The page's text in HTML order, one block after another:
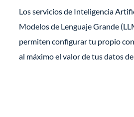
Los servicios de Inteligencia
Modelos de Lenguaje Grande
permiten configurar tu propio
al máximo el valor de tus datos